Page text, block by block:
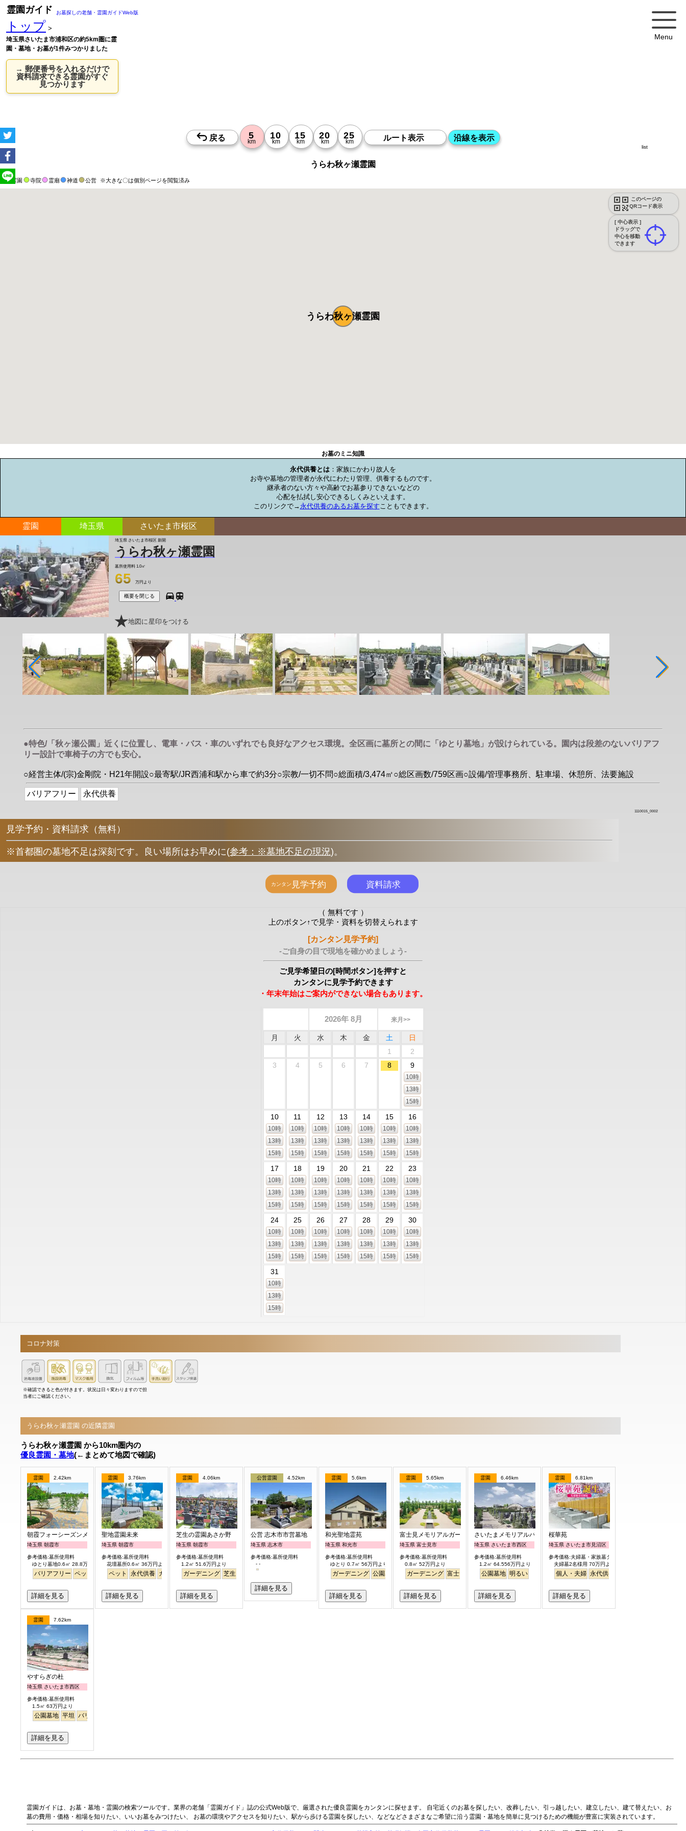
Menu
霊園ガイド お墓探しの老舗・霊園ガイドWeb版
トップ >
埼玉県さいたま市浦和区の約5km圏に霊
園・墓地・お墓が1件みつかりました
→ 郵便番号を入れるだけで
資料請求できる霊園がすぐ
見つかります
うらわ秋ヶ瀬霊園
霊園 寺院 霊廟 神道 公営 ※大きな〇は個別ページを閲覧済み
このページの
QRコード表示
[ 中心表示 ]
ドラッグで
中心を移動
できます
list
うらわ秋ヶ瀬霊園
お墓のミニ知識
永代供養とは ：家族にかわり故人を
お寺や墓地の管理者が永代にわたり管理、供養するものです。
継承者のない方々や高齢でお墓参りできないなどの
心配を払拭し安心できるしくみといえます。
このリンクで→永代供養のあるお墓を探す こともできます。
霊園 埼玉県 さいたま市桜区
埼玉県 さいたま市桜区 新開
うらわ秋ヶ瀬霊園
墓所使用料 1.0㎡
65 万円より
概要を閉じる
地図に星印をつける
●特色/「秋ヶ瀬公園」近くに位置し、電車・バス・車のいずれでも良好なアクセス環境。全区画に墓所との間に「ゆとり墓地」が設けられている。園内は段差のないバリアフ
リー設計で車椅子の方でも安心。
○経営主体/(宗)金剛院・H21年開設○最寄駅/JR西浦和駅から車で約3分○宗教/一切不問○総面積/3,474㎡○総区画数/759区画○設備/管理事務所、駐車場、休憩所、法要施設
バリアフリー 永代供養
1110015_0002
見学予約・資料請求（無料）
※首都圏の墓地不足は深刻です。良い場所はお早めに(参考：※墓地不足の現況)。
（ 無料です ）
上のボタン↑で見学・資料を切替えられます
[カンタン見学予約]
-ご自身の目で現地を確かめましょう-
ご見学希望日の[時間ボタン]を押すと
カンタンに見学予約できます
・年末年始はご案内ができない場合もあります。
2026年 8月 来月>>
月 火 水 木 金 土
日
1
2
3
4 5 6 7 8 9
10時
13時
15時
10
10時
13時
15時
11
10時
13時
15時
12
10時
13時
15時
13
10時
13時
15時
14
10時
13時
15時
15
10時
13時
15時
16
10時
13時
15時
17
10時
13時
15時
18
10時
13時
15時
19
10時
13時
15時
20
10時
13時
15時
21
10時
13時
15時
22
10時
13時
15時
23
10時
13時
15時
24
10時
13時
15時
25
10時
13時
15時
26
10時
13時
15時
27
10時
13時
15時
28
10時
13時
15時
29
10時
13時
15時
30
10時
13時
15時
31
10時
13時
15時
コロナ対策
※確認できると色が付きます。状況は日々変わりますので担
当者にご確認ください。
うらわ秋ヶ瀬霊園 の近隣霊園
うらわ秋ヶ瀬霊園 から10km圏内の
優良霊園・墓地(←まとめて地図で確認)
霊園 2.42km
朝霞フォーシーズンメモリアル
埼玉県 朝霞市
参考価格:墓所使用料
ゆとり墓地0.6㎡ 28.8万円より
バリアフリー ペット ガーデニング 芝生
詳細を見る
霊園 3.76km
聖地霊園未来
埼玉県 朝霞市
参考価格:墓所使用料
花壇墓所0.6㎡ 36万円より
ペット 永代供養 ガーデニング 公園墓地 テラス
詳細を見る
霊園 4.06km
芝生の霊園あさか野
埼玉県 朝霞市
参考価格:墓所使用料
1.2㎡ 51.6万円より
ガーデニング 芝生
詳細を見る
公営霊園 4.52km
公営 志木市市営墓地
埼玉県 志木市
参考価格:墓所使用料
- -
詳細を見る
霊園 5.6km
和光聖地霊苑
埼玉県 和光市
参考価格:墓所使用料
ゆとり 0.7㎡ 56万円より
ガーデニング 公園墓地 デザイン バリアフリー テラス 明るい
詳細を見る
霊園 5.65km
富士見メモリアルガーデン
埼玉県 富士見市
参考価格:墓所使用料
0.8㎡ 52万円より
ガーデニング 富士山 バリアフリー 明るい
詳細を見る
霊園 6.46km
さいたまメモリアルパーク
埼玉県 さいたま市西区
参考価格:墓所使用料
1.2㎡ 64.556万円より
公園墓地 明るい
詳細を見る
霊園 6.81km
桜華苑
埼玉県 さいたま市見沼区
参考価格:夫婦墓・家族墓タイプ
夫婦墓2名様用 70万円より
個人・夫婦 永代供養
詳細を見る
霊園 7.62km
やすらぎの杜
埼玉県 さいたま市西区
参考価格:墓所使用料
1.5㎡ 63万円より
公園墓地 平坦 バリアフリー
詳細を見る
霊園ガイドは、お墓・墓地・霊園の検索ツールです。業界の老舗「霊園ガイド」誌の公式Web版で、厳選された優良霊園をカンタンに探せます。 自宅近くのお墓を探したい、改葬したい、引っ越したい、建立したい、建て替えたい、お
墓の費用・価格・相場を知りたい、いいお墓をみつけたい、 お墓の環境やアクセスを知りたい、駅から歩ける霊園を探したい、などなどさまざまなご希望に沿う霊園・墓地を簡単に見つけるための機能が豊富に実装されています。